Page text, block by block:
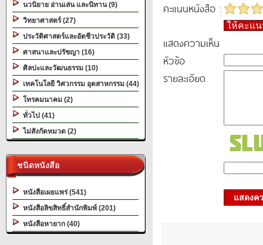
นวนิยาย อ่านเล่น และนิทาน (9)
วิทยาศาสตร์ (27)
ประวัติศาสตร์และอัตชีวประวัติ (33)
ศาสนาและปรัชญา (16)
ศิลปะและวัฒนธรรม (10)
เทคโนโลยี วิศวกรรม อุตสาหกรรม (44)
โทรคมนาคม (2)
ทั่วไป (41)
ไม่สังกัดหมวด (2)
ชนิดหนังสือ
หนังสือเผยแพร่ (541)
หนังสือลิขสิทธิ์สำนักพิมพ์ (201)
หนังสือหายาก (40)
คะแนนหนังสือ :
ให้คะแ
แสดงความเห็น
หัวข้อ
รายละเอียด
แสดงค